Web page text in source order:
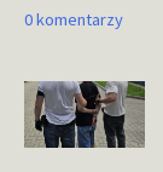
0 komentarzy